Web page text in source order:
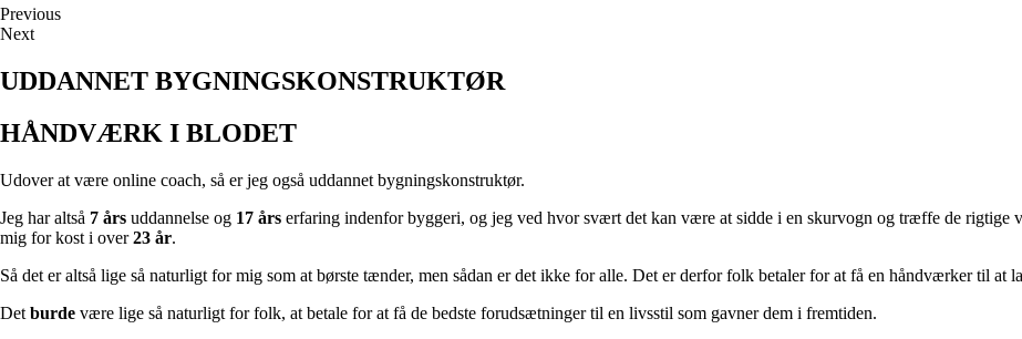
Previous
Next
UDDANNET BYGNINGSKONSTRUKTØR
HÅNDVÆRK I BLODET
Udover at være online coach, så er jeg også uddannet bygningskonstruktør.
Jeg har altså 7 års uddannelse og 17 års erfaring indenfor byggeri, og jeg ved hvor svært det kan være at sidde i en skurvogn og træffe de rigtige
mig for kost i over23 år.
Så det er altså lige så naturligt for mig som at børste tænder, men sådan er det ikke for alle. Det er derfor folk betaler for at få en håndværker til at
Det burde være lige så naturligt for folk, at betale for at få de bedste forudsætninger til en livsstil som gavner dem i fremtiden.